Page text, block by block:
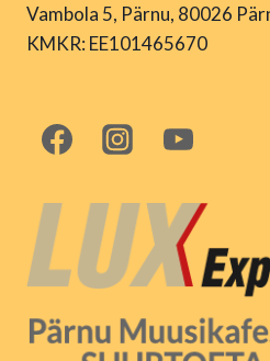
Vambola 5, Pärnu, 80026
KMKR: EE101465670